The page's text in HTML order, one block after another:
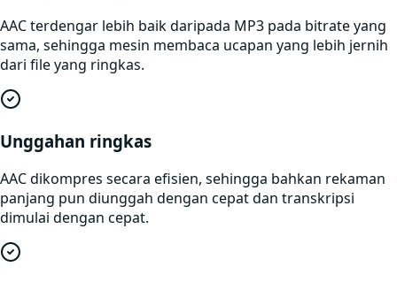
AAC terdengar lebih baik daripada MP3 pada bitrate yang
sama, sehingga mesin membaca ucapan yang lebih jernih
dari file yang ringkas.
Unggahan ringkas
AAC dikompres secara efisien, sehingga bahkan rekaman
panjang pun diunggah dengan cepat dan transkripsi
dimulai dengan cepat.